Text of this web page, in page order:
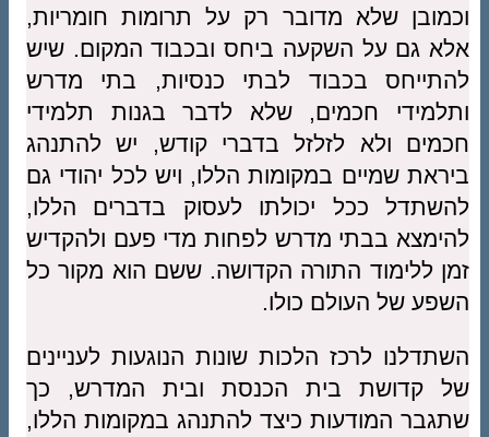
וכמובן שלא מדובר רק על תרומות חומריות,
אלא גם על השקעה ביחס ובכבוד המקום. שיש
להתייחס בכבוד לבתי כנסיות, בתי מדרש
ותלמידי חכמים, שלא לדבר בגנות תלמידי
חכמים ולא לזלזל בדברי קודש, יש להתנהג
ביראת שמיים במקומות הללו, ויש לכל יהודי גם
להשתדל ככל יכולתו לעסוק בדברים הללו,
להימצא בבתי מדרש לפחות מדי פעם ולהקדיש
זמן ללימוד התורה הקדושה. ששם הוא מקור כל
השפע של העולם כולו.
השתדלנו לרכז הלכות שונות הנוגעות לעניינים
של קדושת בית הכנסת ובית המדרש, כך
שתגבר המודעות כיצד להתנהג במקומות הללו,